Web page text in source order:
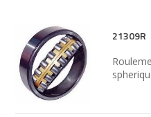
21309R